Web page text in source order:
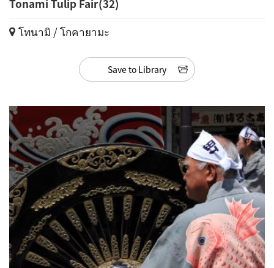
Tonami Tulip Fair(32)
โทนามิ / โกคายามะ
Save to Library